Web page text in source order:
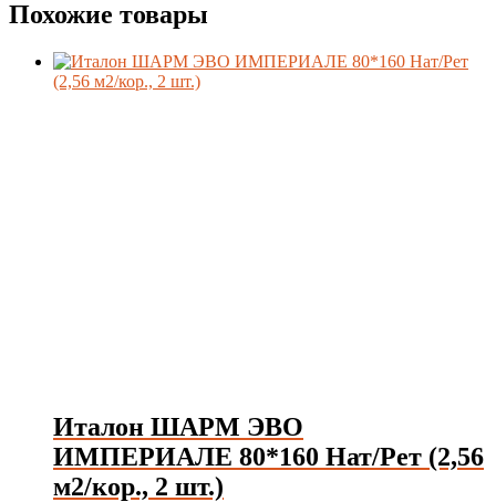
Похожие товары
Италон ШАРМ ЭВО
ИМПЕРИАЛЕ 80*160 Нат/Рет (2,56
м2/кор., 2 шт.)